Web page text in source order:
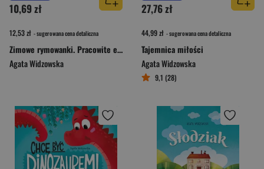
10,69 zł
12,53 zł - sugerowana cena detaliczna
Zimowe rymowanki. Pracowite elfy
Agata Widzowska
27,76 zł
44,99 zł - sugerowana cena detaliczna
Tajemnica miłości
Agata Widzowska
9,1 (28)